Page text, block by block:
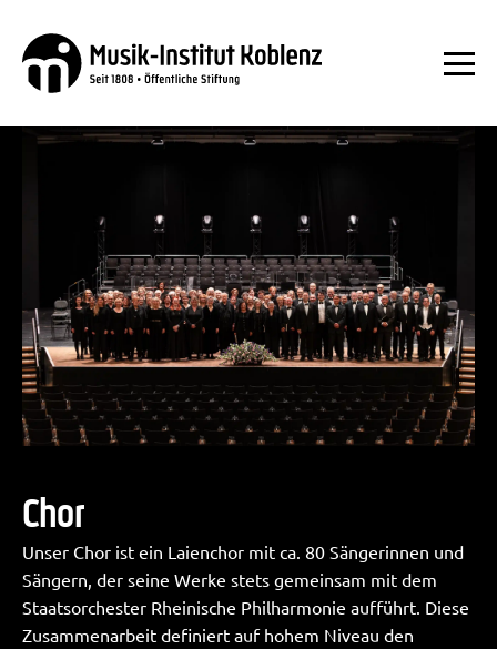
Chor
Unser Chor ist ein Laienchor mit ca. 80 Sängerinnen und
Sängern, der seine Werke stets gemeinsam mit dem
Staatsorchester Rheinische Philharmonie aufführt. Diese
Zusammenarbeit definiert auf hohem Niveau den